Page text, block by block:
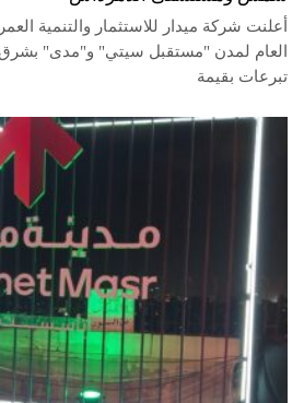
أعلنت شركة ميدار للاستثمار والتنمية
العام لمدن "مستقبل سيتي" و"مدى" بشرق
تبرعات بقيمة